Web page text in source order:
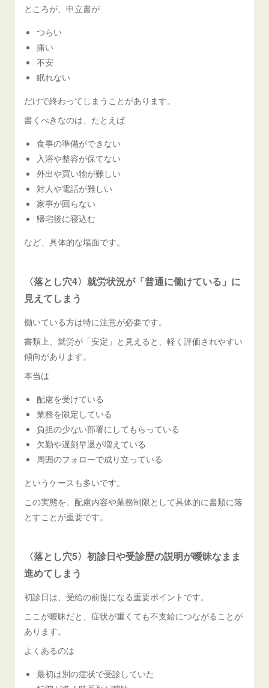
ところが、申立書が
つらい
痛い
不安
眠れない
だけで終わってしまうことがあります。
書くべきなのは、たとえば
食事の準備ができない
入浴や整容が保てない
外出や買い物が難しい
対人や電話が難しい
家事が回らない
帰宅後に寝込む
など、具体的な場面です。
〈落とし穴4〉就労状況が「普通に働けている」に
見えてしまう
働いている方は特に注意が必要です。
書類上、就労が「安定」と見えると、軽く評価されやすい
傾向があります。
本当は
配慮を受けている
業務を限定している
負担の少ない部署にしてもらっている
欠勤や遅刻早退が増えている
周囲のフォローで成り立っている
というケースも多いです。
この実態を、配慮内容や業務制限として具体的に書類に落
とすことが重要です。
〈落とし穴5〉初診日や受診歴の説明が曖昧なまま
進めてしまう
初診日は、受給の前提になる重要ポイントです。
ここが曖昧だと、症状が重くても不支給につながることが
あります。
よくあるのは
最初は別の症状で受診していた